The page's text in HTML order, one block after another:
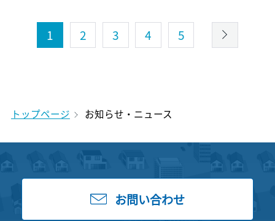
1 2 3 4 5
トップページ お知らせ・ニュース
お問い合わせ